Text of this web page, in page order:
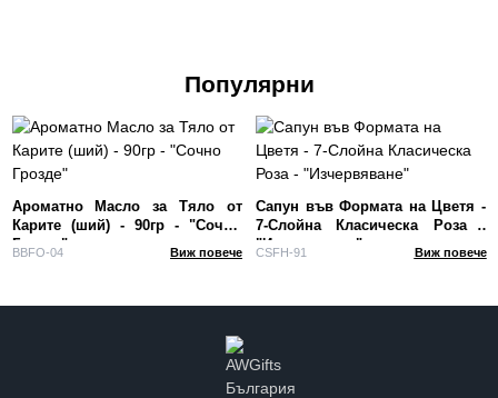
Популярни
Ароматно Масло за Тяло от
Карите (ший) - 90гр - "Сочно
Грозде"
BBFO-04 Виж повече
Сапун във Формата на Цветя -
7-Слойна Класическа Роза -
"Изчервяване"
CSFH-91 Виж повече